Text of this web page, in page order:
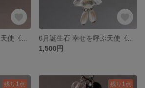
1,500円
残り1点 残り1点